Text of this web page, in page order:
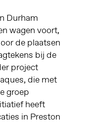
Durham
wagen voort,
de plaatsen
bij de
project
die met
groep
heeft
in Preston